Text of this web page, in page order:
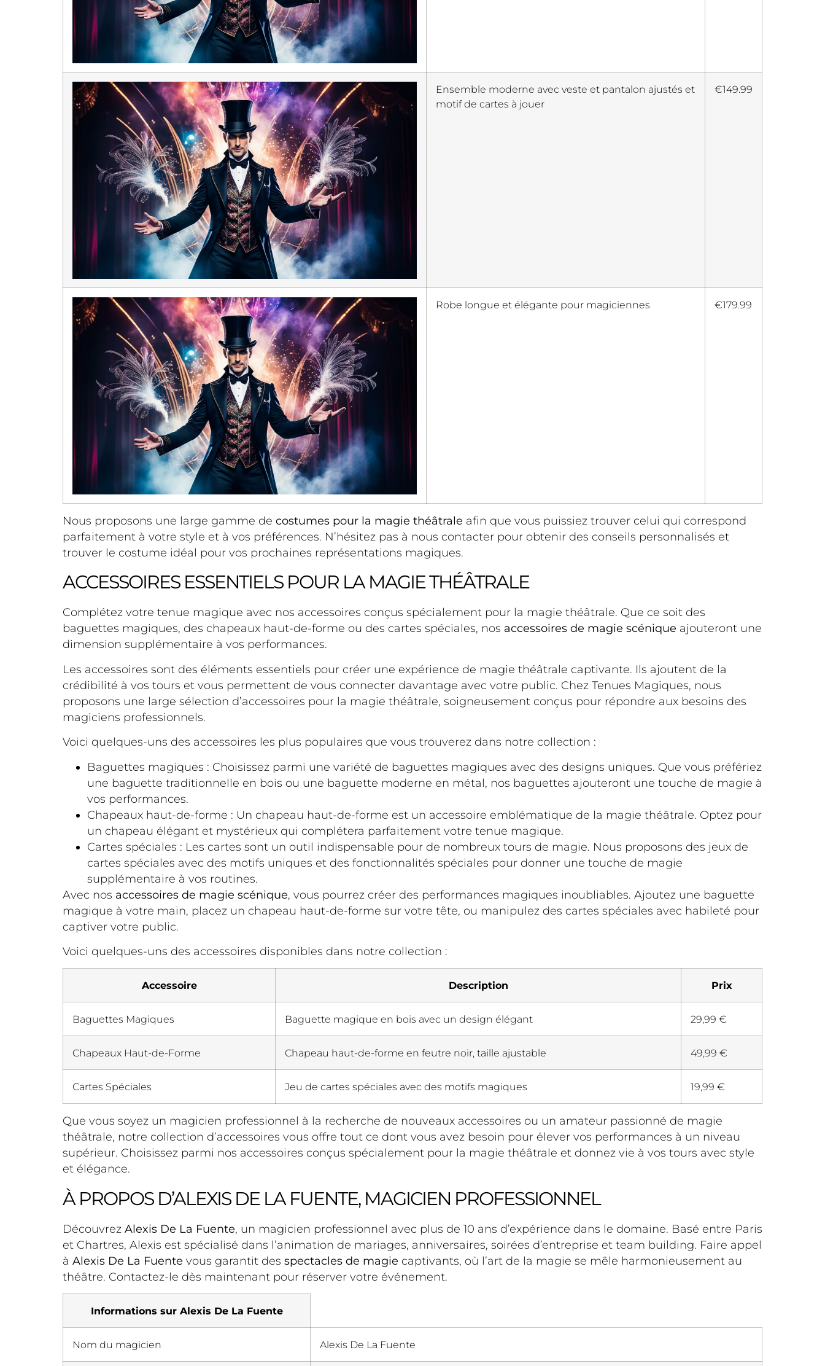
Ensemble moderne avec veste et pantalon ajustés et
motif de cartes à jouer
€149.99
Robe longue et élégante pour magiciennes €179.99
Nous proposons une large gamme de costumes pour la magie théâtrale afin que vous puissiez trouver celui qui correspond
parfaitement à votre style et à vos préférences. N’hésitez pas à nous contacter pour obtenir des conseils personnalisés et
trouver le costume idéal pour vos prochaines représentations magiques.
ACCESSOIRES ESSENTIELS POUR LA MAGIE THÉÂTRALE
Complétez votre tenue magique avec nos accessoires conçus spécialement pour la magie théâtrale. Que ce soit des
baguettes magiques, des chapeaux haut-de-forme ou des cartes spéciales, nos accessoires de magie scénique ajouteront une
dimension supplémentaire à vos performances.
Les accessoires sont des éléments essentiels pour créer une expérience de magie théâtrale captivante. Ils ajoutent de la
crédibilité à vos tours et vous permettent de vous connecter davantage avec votre public. Chez Tenues Magiques, nous
proposons une large sélection d’accessoires pour la magie théâtrale, soigneusement conçus pour répondre aux besoins des
magiciens professionnels.
Voici quelques-uns des accessoires les plus populaires que vous trouverez dans notre collection :
Baguettes magiques : Choisissez parmi une variété de baguettes magiques avec des designs uniques. Que vous préfériez
une baguette traditionnelle en bois ou une baguette moderne en métal, nos baguettes ajouteront une touche de magie à
vos performances.
Chapeaux haut-de-forme : Un chapeau haut-de-forme est un accessoire emblématique de la magie théâtrale. Optez pour
un chapeau élégant et mystérieux qui complétera parfaitement votre tenue magique.
Cartes spéciales : Les cartes sont un outil indispensable pour de nombreux tours de magie. Nous proposons des jeux de
cartes spéciales avec des motifs uniques et des fonctionnalités spéciales pour donner une touche de magie
supplémentaire à vos routines.
Avec nos accessoires de magie scénique, vous pourrez créer des performances magiques inoubliables. Ajoutez une baguette
magique à votre main, placez un chapeau haut-de-forme sur votre tête, ou manipulez des cartes spéciales avec habileté pour
captiver votre public.
Voici quelques-uns des accessoires disponibles dans notre collection :
Accessoire Description Prix
Baguettes Magiques Baguette magique en bois avec un design élégant 29,99 €
Chapeaux Haut-de-Forme Chapeau haut-de-forme en feutre noir, taille ajustable 49,99 €
Cartes Spéciales Jeu de cartes spéciales avec des motifs magiques 19,99 €
Que vous soyez un magicien professionnel à la recherche de nouveaux accessoires ou un amateur passionné de magie
théâtrale, notre collection d’accessoires vous offre tout ce dont vous avez besoin pour élever vos performances à un niveau
supérieur. Choisissez parmi nos accessoires conçus spécialement pour la magie théâtrale et donnez vie à vos tours avec style
et élégance.
À PROPOS D’ALEXIS DE LA FUENTE, MAGICIEN PROFESSIONNEL
Découvrez Alexis De La Fuente, un magicien professionnel avec plus de 10 ans d’expérience dans le domaine. Basé entre Paris
et Chartres, Alexis est spécialisé dans l’animation de mariages, anniversaires, soirées d’entreprise et team building. Faire appel
à Alexis De La Fuente vous garantit des spectacles de magie captivants, où l’art de la magie se mêle harmonieusement au
théâtre. Contactez-le dès maintenant pour réserver votre événement.
Informations sur Alexis De La Fuente
Nom du magicien Alexis De La Fuente